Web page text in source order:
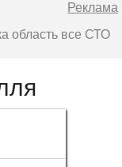
Реклама
область все СТО